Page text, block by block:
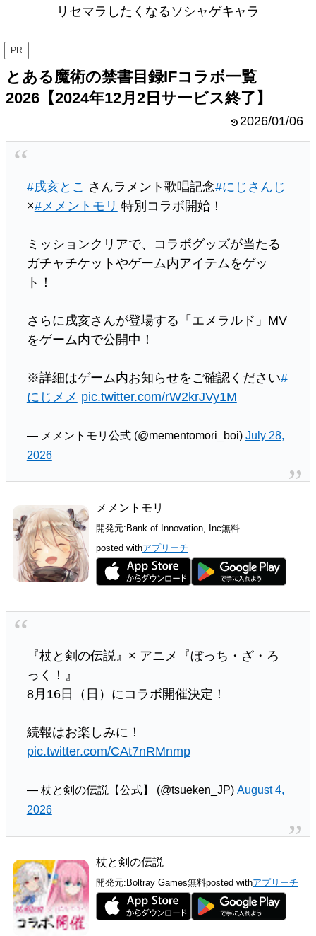
リセマラしたくなるソシャゲキャラ
PR
とある魔術の禁書目録IFコラボ一覧
2026【2024年12月2日サービス終了】
2026/01/06
#戌亥とこ さんラメント歌唱記念#にじさんじ
×#メメントモリ 特別コラボ開始！
ミッションクリアで、コラボグッズが当たる
ガチャチケットやゲーム内アイテムをゲッ
ト！
さらに戌亥さんが登場する「エメラルド」MV
をゲーム内で公開中！
※詳細はゲーム内お知らせをご確認ください#
にじメメ pic.twitter.com/rW2krJVy1M
— メメントモリ公式 (@mementomori_boi) July 28,
2026
メメントモリ
開発元:Bank of Innovation, Inc無料
posted withアプリーチ
『杖と剣の伝説』× アニメ『ぼっち・ざ・ろ
っく！』
8月16日（日）にコラボ開催決定！
続報はお楽しみに！
pic.twitter.com/CAt7nRMnmp
— 杖と剣の伝説【公式】 (@tsueken_JP) August 4,
2026
杖と剣の伝説
開発元: Boltray Games無料posted withアプリーチ